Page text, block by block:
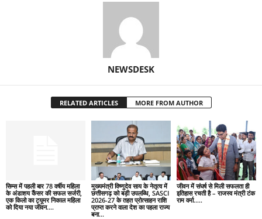
NEWSDESK
RELATED ARTICLES MORE FROM AUTHOR
सिम्स में पहली बार 78 वर्षीय महिला
के अंडाशय कैंसर की सफल सर्जरी,
एक किलो का ट्यूमर निकाल महिला
को दिया नया जीवन….
मुख्यमंत्री विष्णुदेव साय के नेतृत्व में
छत्तीसगढ़ को बड़ी उपलब्धि, SASCI
2026-27 के तहत प्रोत्साहन राशि
प्राप्त करने वाला देश का पहला राज्य
बना...
जीवन में संघर्ष से मिली सफलता ही
इतिहास रचती है – राजस्व मंत्री टंक
राम वर्मा…..